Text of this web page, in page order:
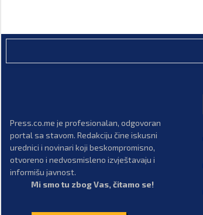
Press.co.me je profesionalan, odgovoran
portal sa stavom. Redakciju čine iskusni
urednici i novinari koji beskompromisno,
otvoreno i nedvosmisleno izvještavaju i
informišu javnost.
Mi smo tu zbog Vas, čitamo se!